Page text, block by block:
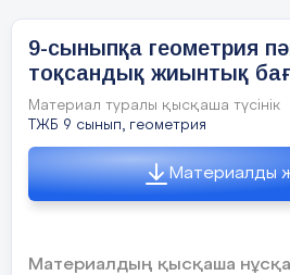
3-
Тік
Жеке
9-сыныпқа геометрия
тоқсандық жиынтық
Материал туралы қысқаша түсінік
ТЖБ 9 сынып, геометрия
Материалды
Материалдың қысқаша